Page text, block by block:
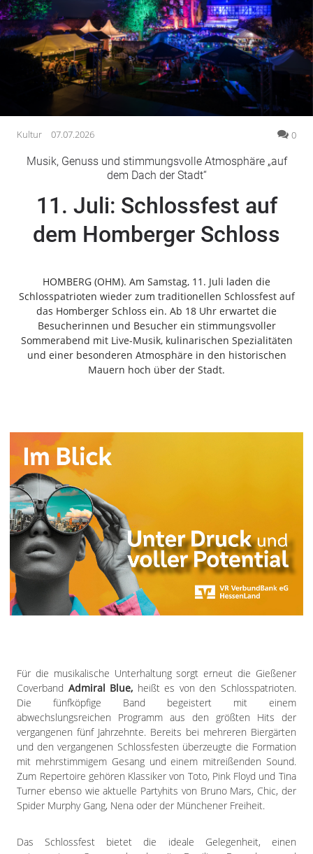
Gesundheit
Kultur
Lifestyle
Wirtschaft
Vogelsberg
Alsfeld
Lauterbach
Romrod
Homberg
Ohm
Antrifttal
Feldatal
Freiensteinau
Gemünden
Grebenau
Lautertal
Mücke
Schwalmtal
Ulrichstein
Wartenberg
Schwalm
Fulda
Gießen
Kultur 07.07.2026 0
Musik, Genuss und stimmungsvolle Atmosphäre „auf
dem Dach der Stadt“
11. Juli: Schlossfest auf
dem Homberger Schloss
HOMBERG (OHM). Am Samstag, 11. Juli laden die
Schlosspatrioten wieder zum traditionellen Schlossfest auf
das Homberger Schloss ein. Ab 18 Uhr erwartet die
Besucherinnen und Besucher ein stimmungsvoller
Sommerabend mit Live-Musik, kulinarischen Spezialitäten
und einer besonderen Atmosphäre in den historischen
Mauern hoch über der Stadt.
Für die musikalische Unterhaltung sorgt erneut die Gießener
Coverband Admiral Blue, heißt es von den Schlosspatrioten.
Die fünfköpfige Band begeistert mit einem
abwechslungsreichen Programm aus den größten Hits der
vergangenen fünf Jahrzehnte. Bereits bei mehreren Biergärten
und den vergangenen Schlossfesten überzeugte die Formation
mit mehrstimmigem Gesang und einem mitreißenden Sound.
Zum Repertoire gehören Klassiker von Toto, Pink Floyd und Tina
Turner ebenso wie aktuelle Partyhits von Bruno Mars, Chic, der
Spider Murphy Gang, Nena oder der Münchener Freiheit.
Das Schlossfest bietet die ideale Gelegenheit, einen